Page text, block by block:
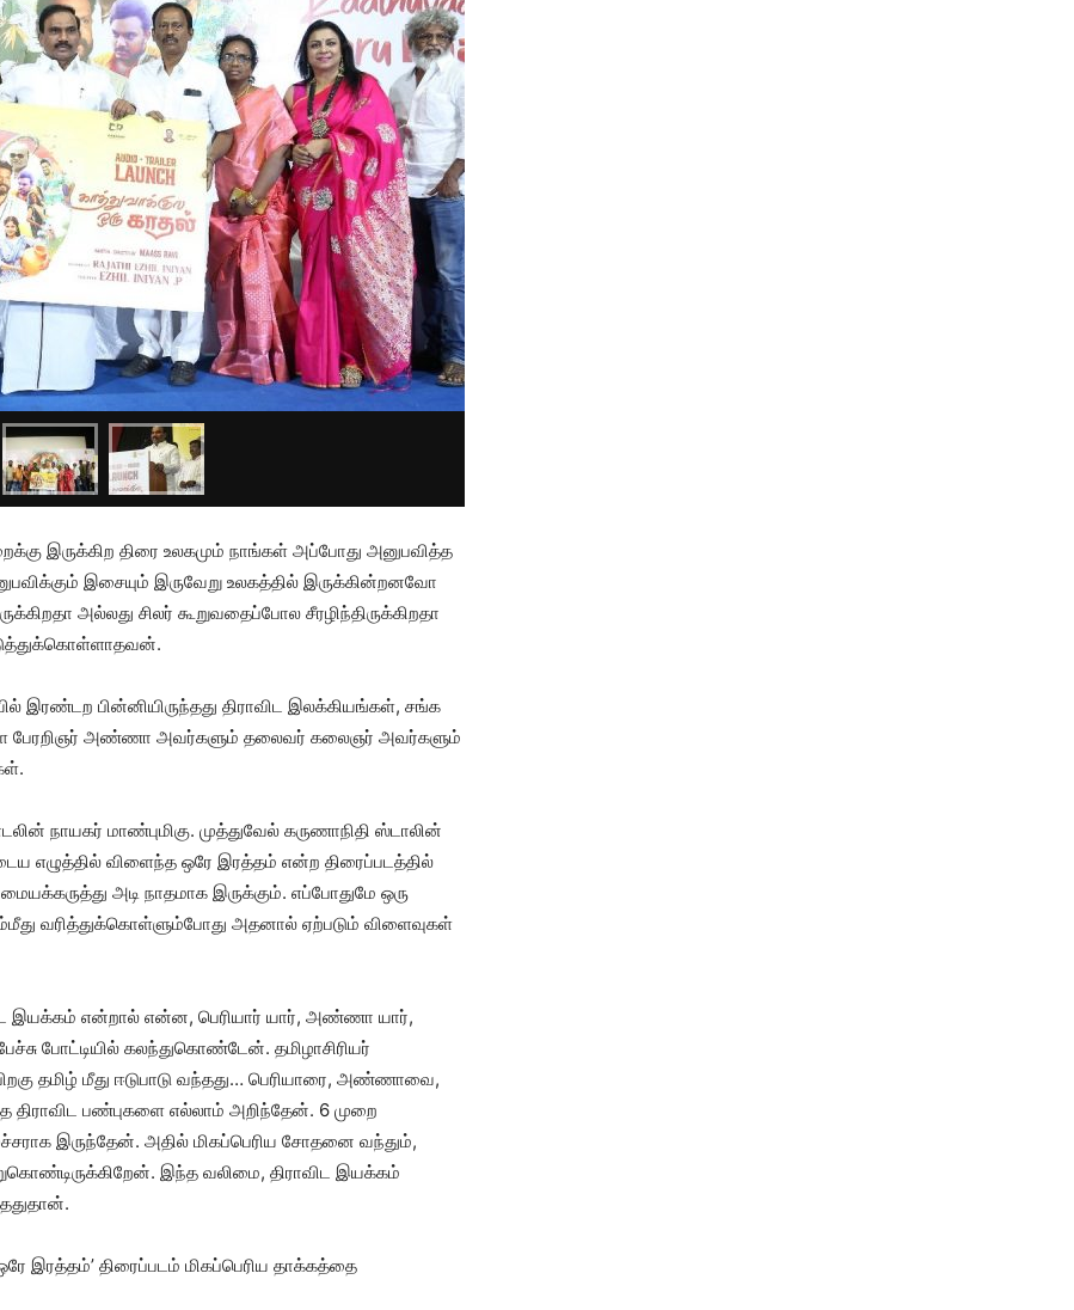
இருக்கிற திரை உலகமும் நாங்கள் அப்போது அனுபவித்த
இசையும் இருவேறு உலகத்தில் இருக்கின்றனவோ
அல்லது சிலர் கூறுவதைப்போல சீரழிந்திருக்கிறதா
இரண்டற பின்னியிருந்தது திராவிட இலக்கியங்கள், சங்க
பேரறிஞர் அண்ணா அவர்களும் தலைவர் கலைஞர் அவர்களும்
நாயகர் மாண்புமிகு. முத்துவேல் கருணாநிதி ஸ்டாலின்
விளைந்த ஒரே இரத்தம் என்ற திரைப்படத்தில்
மையக்கருத்து அடி நாதமாக இருக்கும். எப்போதுமே ஒரு
வரித்துக்கொள்ளும்போது அதனால் ஏற்படும் விளைவுகள்
இயக்கம் என்றால் என்ன, பெரியார் யார், அண்ணா யார்,
போட்டியில் கலந்துகொண்டேன். தமிழாசிரியர்
தமிழ் மீது ஈடுபாடு வந்தது… பெரியாரை, அண்ணாவை,
பண்புகளை எல்லாம் அறிந்தேன். 6 முறை
இருந்தேன். அதில் மிகப்பெரிய சோதனை வந்தும்,
இந்த வலிமை, திராவிட இயக்கம்
இரத்தம்’ திரைப்படம் மிகப்பெரிய தாக்கத்தை